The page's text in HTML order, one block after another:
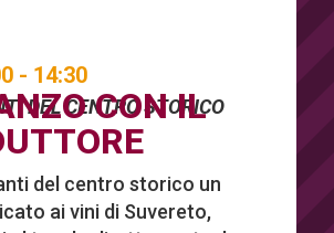
- 14:30
DEL CENTRO STORICO
CON IL
del centro storico un
ai vini di Suvereto,